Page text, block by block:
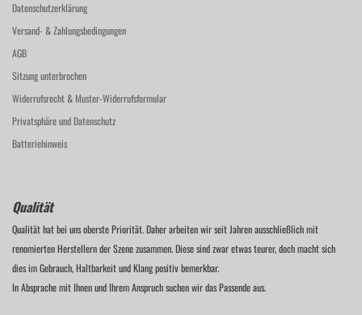
Datenschutzerklärung
Versand- & Zahlungsbedingungen
AGB
Sitzung unterbrochen
Widerrufsrecht & Muster-Widerrufsformular
Privatsphäre und Datenschutz
Batteriehinweis
Qualität
Qualität hat bei uns oberste Priorität. Daher arbeiten wir seit Jahren ausschließlich mit
renomierten Herstellern der Szene zusammen. Diese sind zwar etwas teurer, doch macht sich
dies im Gebrauch, Haltbarkeit und Klang positiv bemerkbar.
In Absprache mit Ihnen und Ihrem Anspruch suchen wir das Passende aus.